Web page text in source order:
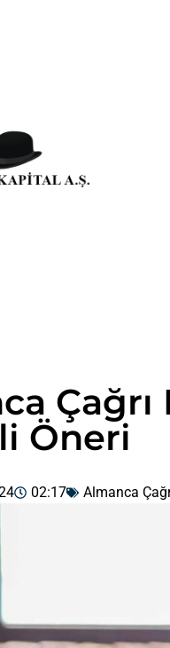
Çağrı
Öneri
02:17 Almanca